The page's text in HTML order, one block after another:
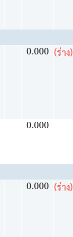
0.000 (ร่าง)
0.000
0.000 (ร่าง)